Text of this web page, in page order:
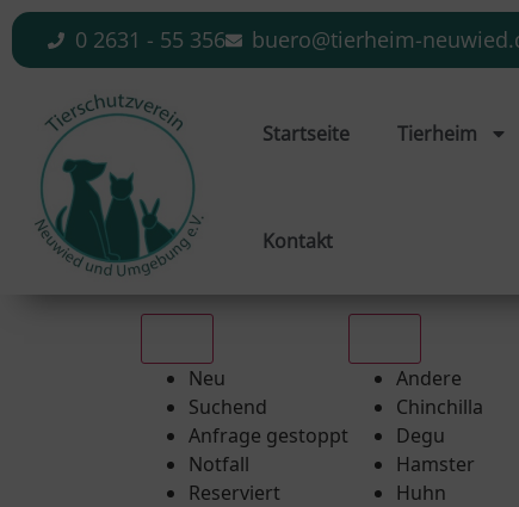
0 2631 - 55 356 buero@tierheim-
Startseite Tierheim
Kontakt
Neu
Suchend
Anfrage gestoppt
Notfall
Reserviert
Andere
Chinchilla
Degu
Hamster
Huhn